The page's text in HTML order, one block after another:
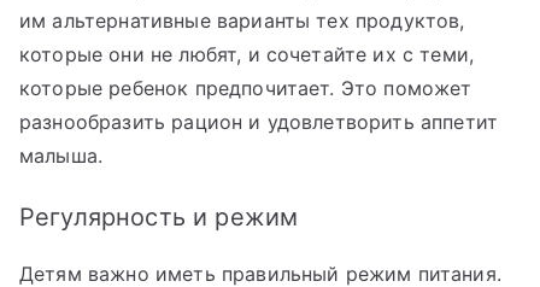
им альтернативные варианты тех продуктов,
которые они не любят, и сочетайте их с теми,
которые ребенок предпочитает. Это поможет
разнообразить рацион и удовлетворить аппетит
малыша.
Регулярность и режим
Детям важно иметь правильный режим питания.